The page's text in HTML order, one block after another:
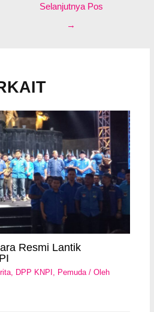
Selanjutnya Pos
→
Resmi Lantik
, DPP KNPI , Pemuda/ Oleh